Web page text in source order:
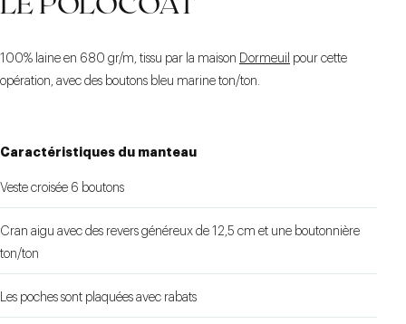
100% laine en 680 gr/m, tissu par la maison Dormeuil pour cette
opération, avec des boutons bleu marine ton/ton.
Caractéristiques du manteau
Veste croisée 6 boutons
Cran aigu avec des revers généreux de 12,5 cm et une boutonnière
ton/ton
Les poches sont plaquées avec rabats